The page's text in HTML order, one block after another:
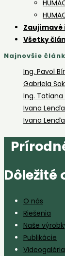
Všetky
Najnovšie
Ing. Pavol
Gabriela
Ing.
Ivana
Ivana
Dôležité
O nás
Riešenia
Naše
Publikácie
Videogaléria